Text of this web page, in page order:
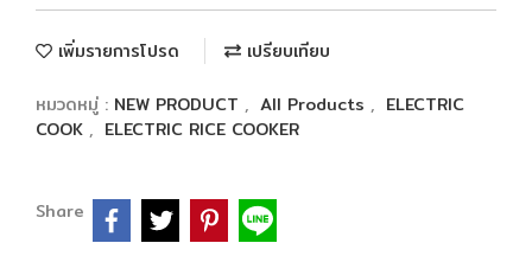
เพิ่มรายการโปรด เปรียบเทียบ
หมวดหมู่ : NEW PRODUCT , All Products , ELECTRIC
COOK , ELECTRIC RICE COOKER
Share